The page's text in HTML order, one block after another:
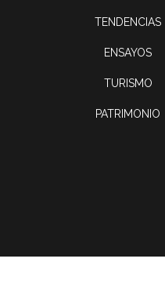
TENDENCIAS
ENSAYOS
TURISMO
PATRIMONIO